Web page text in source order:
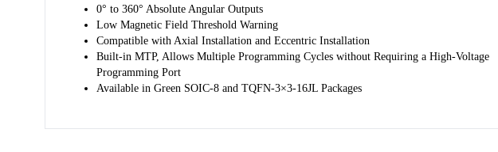
0° to 360° Absolute Angular Outputs
Low Magnetic Field Threshold Warning
Compatible with Axial Installation and Eccentric Installation
Built-in MTP, Allows Multiple Programming Cycles without Requiring a High-Voltage
Programming Port
Available in Green SOIC-8 and TQFN-3×3-16JL Packages